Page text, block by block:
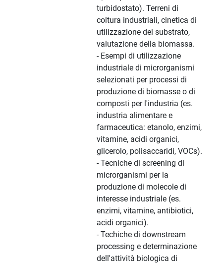
turbidostato). Terreni di
coltura industriali, cinetica di
utilizzazione del substrato,
valutazione della biomassa.
- Esempi di utilizzazione
industriale di microrganismi
selezionati per processi di
produzione di biomasse o di
composti per l'industria (es.
industria alimentare e
farmaceutica: etanolo, enzimi,
vitamine, acidi organici,
glicerolo, polisaccaridi, VOCs).
- Tecniche di screening di
microrganismi per la
produzione di molecole di
interesse industriale (es.
enzimi, vitamine, antibiotici,
acidi organici).
- Techiche di downstream
processing e determinazione
dell'attività biologica di